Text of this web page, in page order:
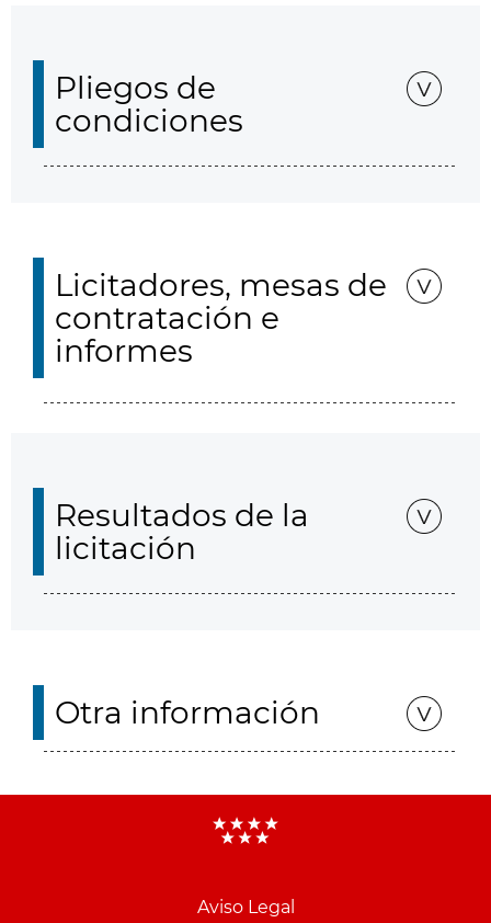
Pliegos de
condiciones
Licitadores, mesas de
contratación e
informes
Resultados de la
licitación
Otra información
Aviso Legal